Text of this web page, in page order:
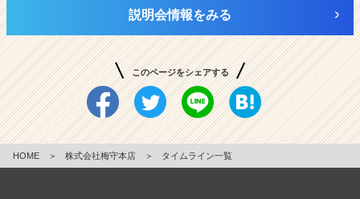
説明会情報をみる
このページをシェアする
HOME ＞ 株式会社梅守本店 ＞ タイムライン一覧